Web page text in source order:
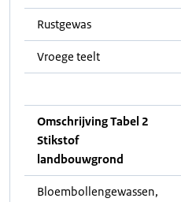
Rustgewas
Vroege teelt
Omschrijving Tabel 2
Stikstof
landbouwgrond
Bloembollengewassen,